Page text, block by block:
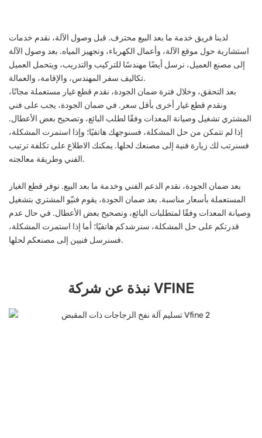
لدينا فريق خدمة ما بعد البيع محترف. قبل وصول الآلة، نقدم خدمات
استشارية حول موقع الآلة، وأعمال الكهرباء، وتجهيز المياه. بعد وصول الآلة
إلى مصنع العميل، نرسل أيضًا مهندسًا للتركيب والتدريب، ويتحمل العميل
تكاليف سفر المهندس، والإقامة، والعمالة.
بعد التحقق، وخلال فترة ضمان الجودة، نقدم قطع غيار مستعملة مجانًا،
ونقدم قطع غيار أخرى بأقل سعر. في ضمان الجودة، يجب على فني
المشتري تشغيل وصيانة المعدات وفقًا لطلب البائع، وتصحيح بعض الأعطال.
إذا لم تتمكن من حل المشكلة، فسنوجهك هاتفيًا؛ وإذا استمرت المشكلة،
فسنرتب لك زيارة فنية إلى مصنعك لحلها. يمكنك الاطلاع على تكلفة ترتيب
الفني وطريقة معالجته.
بعد ضمان الجودة، نقدم الدعم الفني وخدمة ما بعد البيع. نوفر قطع الغيار
المستعملة بأسعار مناسبة. بعد ضمان الجودة، يقوم فنيّو المشتري بتشغيل
وصيانة المعدات وفقًا لمتطلبات البائع، وتصحيح بعض الأعطال. في حال عدم
قدرتكم على حل المشكلة، سنرشدكم هاتفيًا؛ أما إذا استمرت المشكلة،
فسنرسل فنيين إلى مصنعكم لحلها.
نبذة عن شركة VFINE